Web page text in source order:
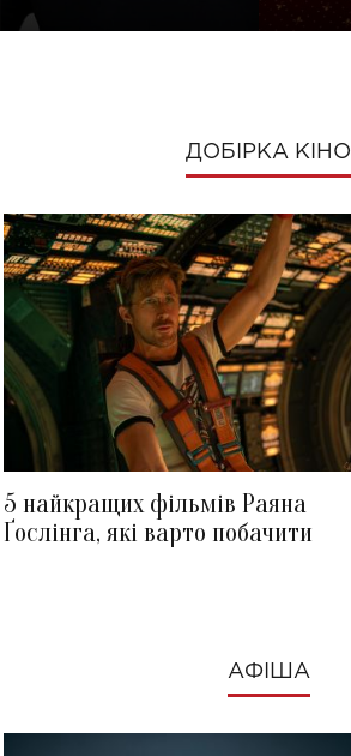
ДОБІРКА КІНО
5 найкращих фільмів Раяна
Ґослінга, які варто побачити
АФІША